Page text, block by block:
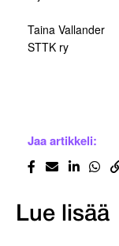
Taina Vallander
STTK ry
Jaa artikkeli:
Lue lisää